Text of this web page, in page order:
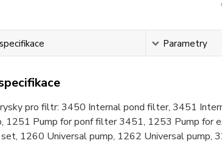
Parametry
pro filtr: 3450 Internal pond filter, 3451
1251 Pump for ponf filter 3451, 1253 Pump
1260 Universal pump, 1262 Universal pump,